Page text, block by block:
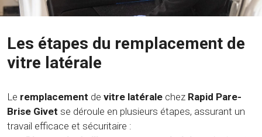
Les étapes du remplacement de
vitre latérale
Le remplacement de vitre latérale chez Rapid Pare-
Brise Givet se déroule en plusieurs étapes, assurant un
travail efficace et sécuritaire :